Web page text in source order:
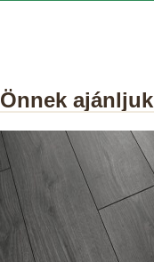
Önnek ajánljuk